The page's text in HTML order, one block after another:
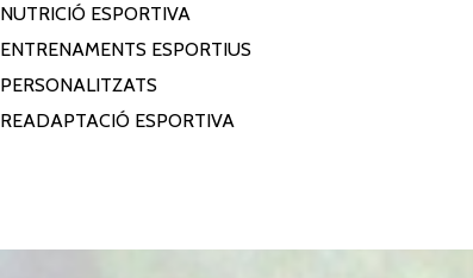
NUTRICIÓ ESPORTIVA
ENTRENAMENTS ESPORTIUS
PERSONALITZATS
READAPTACIÓ ESPORTIVA